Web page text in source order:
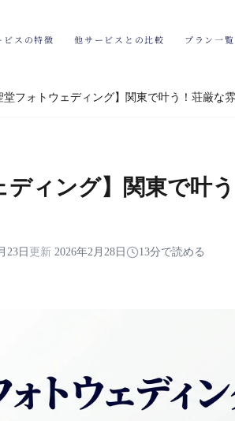
ビスの特徴 他サービスとの比較 プラン一覧
堂フォトウェディング】関東で叶う！荘厳な
ディング】関東で叶
23日 更新 2026年2月28日 13分で読める